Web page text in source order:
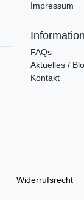
Impressum
FAQs
Aktuelles /
Kontakt
Widerrufs­recht